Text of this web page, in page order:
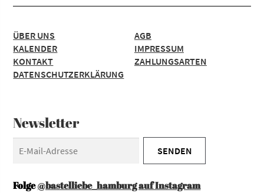
ÜBER UNS
KALENDER
KONTAKT
DATENSCHUTZERKLÄRUNG
AGB
IMPRESSUM
ZAHLUNGSARTEN
Newsletter
Folge@bastelliebe_hamburg auf Instagram